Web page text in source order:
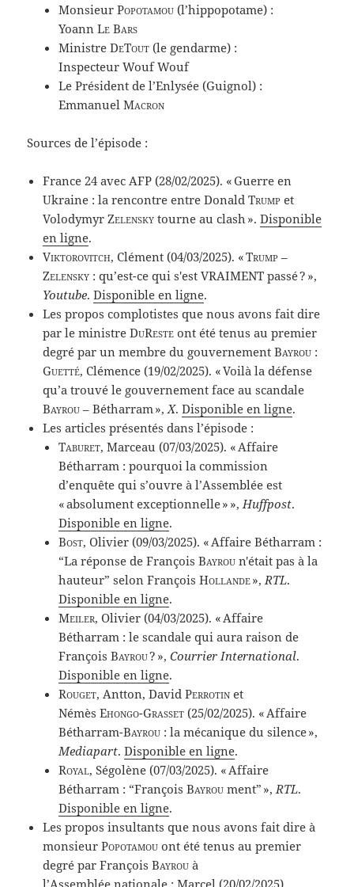
MonsieurPopotamou (l’hippopotame) :
YoannLe Bars
MinistreDeTout (le gendarme) :
Inspecteur Wouf Wouf
Le Président de l’Enlysée (Guignol) :
EmmanuelMacron
Sources de l’épisode :
France 24 avec AFP (28/02/2025). « Guerre en
Ukraine : la rencontre entre DonaldTrump et
VolodymyrZelensky tourne au clash ».Disponible
en ligne.
Viktorovitch, Clément (04/03/2025). «Trump –
Zelensky : qu’est-ce qui s'est VRAIMENT passé ? »,
Youtube.Disponible en ligne.
Les propos complotistes que nous avons fait dire
par le ministreDuReste ont été tenus au premier
degré par un membre du gouvernementBayrou :
Guetté, Clémence (19/02/2025). « Voilà la défense
qu’a trouvé le gouvernement face au scandale
Bayrou – Bétharram »,X.Disponible en ligne.
Les articles présentés dans l’épisode :
Taburet, Marceau (07/03/2025). « Affaire
Bétharram : pourquoi la commission
d’enquête qui s’ouvre à l’Assemblée est
« absolument exceptionnelle » », Huffpost.
Disponible en ligne.
Bost, Olivier (09/03/2025). « Affaire Bétharram :
“La réponse de FrançoisBayrou n'était pas à la
hauteur” selon FrançoisHollande», RTL.
Disponible en ligne.
Meiler, Olivier (04/03/2025). « Affaire
Bétharram : le scandale qui aura raison de
FrançoisBayrou? »,Courrier International.
Disponible en ligne.
Rouget, Antton, DavidPerrotin et
NémèsEhongo-Grasset (25/02/2025). « Affaire
Bétharram-Bayrou : la mécanique du silence »,
Mediapart.Disponible en ligne.
Royal, Ségolène (07/03/2025). « Affaire
Bétharram : “FrançoisBayrou ment” », RTL.
Disponible en ligne.
Les propos insultants que nous avons fait dire à
monsieurPopotamou ont été tenus au premier
degré par FrançoisBayrou à
l’Assemblée nationale : Marcel (20/02/2025).